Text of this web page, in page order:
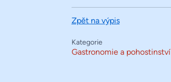
Zpět na výpis
Kategorie
Gastronomie a pohostinství